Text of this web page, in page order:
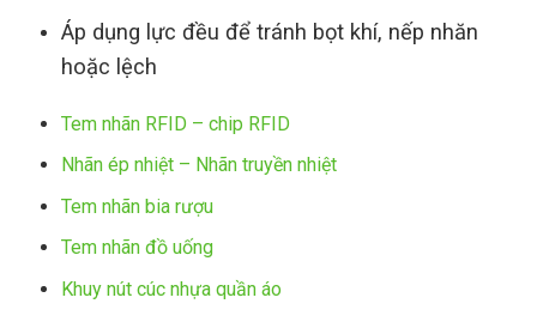
Áp dụng lực đều để tránh bọt khí, nếp nhăn
hoặc lệch
Tem nhãn RFID – chip RFID
Nhãn ép nhiệt – Nhãn truyền nhiệt
Tem nhãn bia rượu
Tem nhãn đồ uống
Khuy nút cúc nhựa quần áo